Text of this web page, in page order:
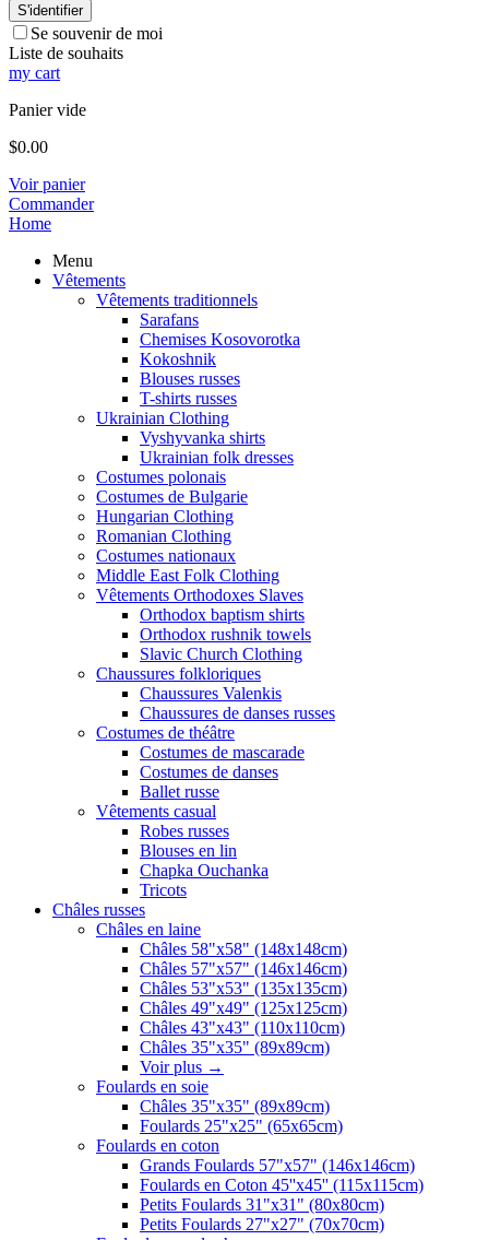
S'identifier
Se souvenir de moi
Liste de souhaits
my cart
Panier vide
$0.00
Voir panier
Commander
Home
Menu
Vêtements
Vêtements traditionnels
Sarafans
Chemises Kosovorotka
Kokoshnik
Blouses russes
T-shirts russes
Ukrainian Clothing
Vyshyvanka shirts
Ukrainian folk dresses
Costumes polonais
Costumes de Bulgarie
Hungarian Clothing
Romanian Clothing
Costumes nationaux
Middle East Folk Clothing
Vêtements Orthodoxes Slaves
Orthodox baptism shirts
Orthodox rushnik towels
Slavic Church Clothing
Chaussures folkloriques
Chaussures Valenkis
Chaussures de danses russes
Costumes de théâtre
Costumes de mascarade
Costumes de danses
Ballet russe
Vêtements casual
Robes russes
Blouses en lin
Chapka Ouchanka
Tricots
Châles russes
Châles en laine
Châles 58"x58" (148x148cm)
Châles 57"x57" (146x146cm)
Châles 53"x53" (135x135cm)
Châles 49"x49" (125x125cm)
Châles 43"x43" (110x110cm)
Châles 35"x35" (89x89cm)
Voir plus →
Foulards en soie
Châles 35"x35" (89x89cm)
Foulards 25"x25" (65x65cm)
Foulards en coton
Grands Foulards 57"x57" (146x146cm)
Foulards en Coton 45''x45'' (115x115cm)
Petits Foulards 31"x31" (80x80cm)
Petits Foulards 27"x27" (70x70cm)